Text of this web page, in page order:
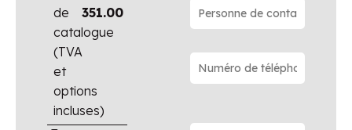
de
catalogue
(TVA
et
options
incluses)
351.00